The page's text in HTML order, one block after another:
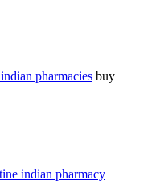
pharmacies buy
indian pharmacy